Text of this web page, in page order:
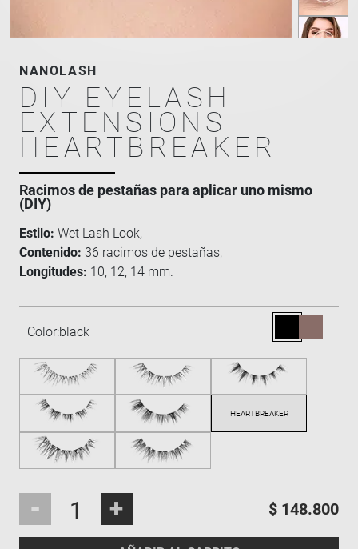
NANOLASH
DIY EYELASH
EXTENSIONS
HEARTBREAKER
Racimos de pestañas para aplicar uno mismo
(DIY)
Estilo: Wet Lash Look,
Contenido: 36 racimos de pestañas,
Longitudes: 10, 12, 14 mm.
Color:black
- + $ 148.800